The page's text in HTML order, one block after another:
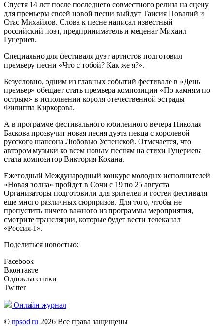
Спустя 14 лет после последнего совместного релиза на сцену
для премьеры своей новой песни выйдут Таисия Повалий и
Стас Михайлов. Слова к песне написал известный
российский поэт, предприниматель и меценат Михаил
Гуцериев.
Специально для фестиваля дуэт артистов подготовил
премьеру песни «Что с тобой? Как же я?».
Безусловно, одним из главных событий фестивале в «День
премьер» обещает стать премьера композиции «По камням по
острым» в исполнении короля отечественной эстрады
Филиппа Киркорова.
А в программе фестивального юбилейного вечера Николая
Баскова прозвучит новая песня дуэта певца с королевой
русского шансона Любовью Успенской. Отмечается, что
автором музыки ко всем новым песням на стихи Гуцериева
стала композитор Виктория Кохана.
Ежегодный Международный конкурс молодых исполнителей
«Новая волна» пройдет в Сочи с 19 по 25 августа.
Организаторы подготовили для зрителей и гостей фестиваля
еще много различных сюрпризов. Для того, чтобы не
пропустить ничего важного из программы мероприятия,
смотрите трансляции, которые будет вести телеканал
«Россия-1».
Поделиться новостью:
Facebook
Вконтакте
Одноклассники
Twitter
Онлайн журнал
© npsod.ru 2026 Все права защищены